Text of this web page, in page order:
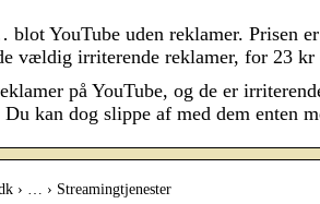
YouTube uden reklamer. Prisen
vældig irriterende reklamer, for 23 kr
på YouTube, og de er
kan dog slippe af med dem enten
› … › Streamingtjenester